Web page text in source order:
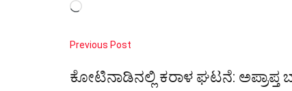
Loading…
Previous Post
ಕೋಟಿನಾಡಿನಲ್ಲಿ ಕರಾಳ ಘಟನೆ: ಅಪ್ರಾಪ್ತ